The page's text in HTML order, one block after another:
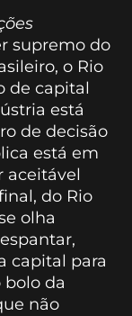
supremo do
o Rio
de capital
está
de decisão
está em
aceitável
do Rio
olha
capital para
bolo da
não